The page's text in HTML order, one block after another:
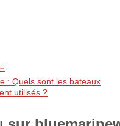
: Quels sont les bateaux
utilisés ?